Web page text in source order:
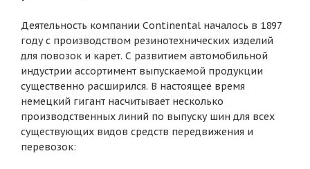
Деятельность компании Continental началось в 1897
году с производством резинотехнических изделий
для повозок и карет. С развитием автомобильной
индустрии ассортимент выпускаемой продукции
существенно расширился. В настоящее время
немецкий гигант насчитывает несколько
производственных линий по выпуску шин для всех
существующих видов средств передвижения и
перевозок: